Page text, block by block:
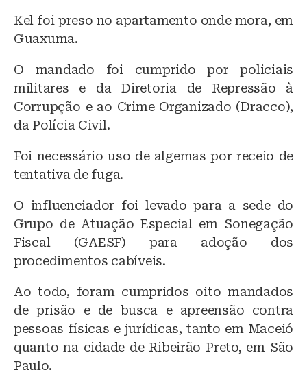
Kel foi preso no apartamento onde mora, em
Guaxuma.
O mandado foi cumprido por policiais
militares e da Diretoria de Repressão à
Corrupção e ao Crime Organizado (Dracco),
da Polícia Civil.
Foi necessário uso de algemas por receio de
tentativa de fuga.
O influenciador foi levado para a sede do
Grupo de Atuação Especial em Sonegação
Fiscal (GAESF) para adoção dos
procedimentos cabíveis.
Ao todo, foram cumpridos oito mandados
de prisão e de busca e apreensão contra
pessoas físicas e jurídicas, tanto em Maceió
quanto na cidade de Ribeirão Preto, em São
Paulo.